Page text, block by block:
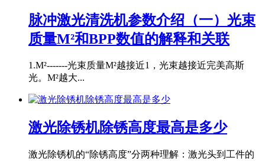
脉冲激光清洗机参数介绍（一）光束
质量M²和BPP数值的解释和关联
1.M²-------光束质量M²越接近1，光束越接近完美高斯
光。M²越大...
激光除锈机除锈高度最高是多少
激光除锈机的“除锈高度”分两种理解：激光头到工件的